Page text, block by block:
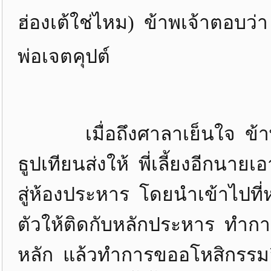
ฮ่องเต้ใช่ไหม) ข้าพเจ้าตอบว่
พ่อเจตคุปต์
เมื่อถึงศาลาเย็นใจ ข้าพ
ธูปเทียนส่งให้ พี่เลี้ยงอีกนาย
สู่ห้องประหาร โดยนำเข้าไป
ตัวให้ติดกับหลักประหาร ทำก
หลัก แล้วทำการขออโหสิกรร